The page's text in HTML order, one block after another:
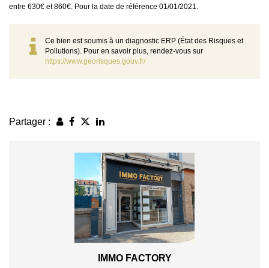
entre 630€ et 860€. Pour la date de référence 01/01/2021.
Ce bien est soumis à un diagnostic ERP (État des Risques et
Pollutions). Pour en savoir plus, rendez-vous sur
https://www.georisques.gouv.fr/
Partager :
IMMO FACTORY